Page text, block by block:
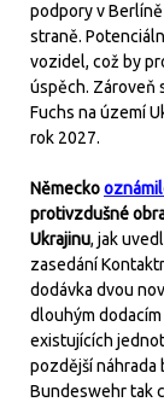
podpory v
straně.
vozidel, což by
úspěch. Zároveň
Fuchs na území
rok 2027.
Německo
protivzdušné
Ukrajinu, jak
zasedání
dodávka dvou
dlouhým
existujících
pozdější náhrada
Bundeswehr tak